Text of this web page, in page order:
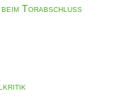
Torabschluss